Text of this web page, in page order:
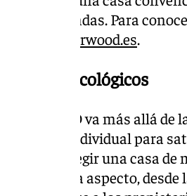
sus viviendas. Para
misterwood.es.
Hogares Ecológicos
va más allá
manera individual para
Al elegir una casa
cada aspecto,